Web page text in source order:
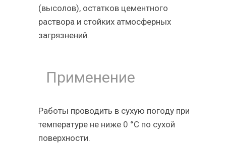
(высолов), остатков цементного
раствора и стойких атмосферных
загрязнений.
Применение
Работы проводить в сухую погоду при
температуре не ниже 0 °С по сухой
поверхности.